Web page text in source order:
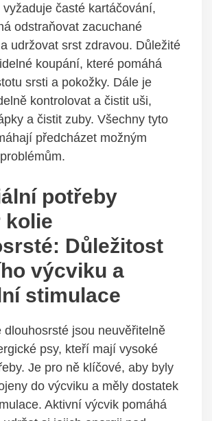
vyžaduje časté kartáčování,
odstraňovat zacuchané
udržovat srst zdravou. Důležité
koupání, které pomáhá
srsti a pokožky. Dále je
kontrolovat a čistit uši,
a čistit zuby. Všechny tyto
předcházet možným
potřeby
kolie
Důležitost
výcviku a
stimulace
dlouhosrsté jsou neuvěřitelně
psy, kteří mají vysoké
Je pro ně klíčové, aby byly
do výcviku a měly dostatek
Aktivní výcvik pomáhá